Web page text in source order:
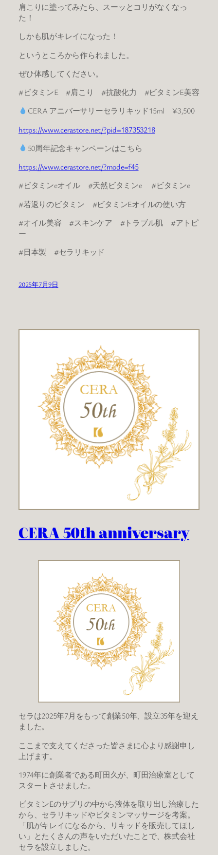
肩こりに塗ってみたら、スーッとコリがなくなっ
た！
しかも肌がキレイになった！
というところから作られました。
ぜひ体感してください。
#ビタミンE #肩こり #抗酸化力 #ビタミンE美容
CERA アニバーサリーセラリキッド15ml ¥3,500
https://www.cerastore.net/?pid=187353218
50周年記念キャンペーンはこちら
https://www.cerastore.net/?mode=f45
#ビタミンeオイル #天然ビタミンe #ビタミンe
#若返りのビタミン #ビタミンEオイルの使い方
#オイル美容 #スキンケア #トラブル肌 #アトピ
ー
#日本製 #セラリキッド
2025年7月9日
CERA 50th anniversary
セラは2025年7月をもって創業50年、設立35年を迎え
ました。
ここまで支えてくださった皆さまに心より感謝申し
上げます。
1974年に創業者である町田久が、町田治療室として
スタートさせました。
ビタミンEのサプリの中から液体を取り出し治療した
から、セラリキッドやビタミンマッサージを考案。
「肌がキレイになるから、リキッドを販売してほし
い」とたくさんの声をいただいたことで、株式会社
セラを設立しました。